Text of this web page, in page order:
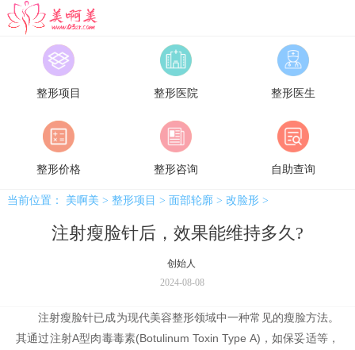
美啊美
整形项目 整形医院 整形医生
整形价格 整形咨询 自助查询
当前位置： 美啊美 > 整形项目 > 面部轮廓 > 改脸形>
注射瘦脸针后，效果能维持多久?
创始人
2024-08-08
注射瘦脸针已成为现代美容整形领域中一种常见的瘦脸方法。
其通过注射A型肉毒毒素(Botulinum Toxin Type A)，如保妥适等，